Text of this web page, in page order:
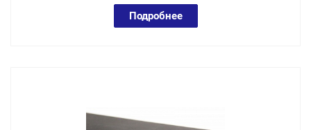
Подробнее